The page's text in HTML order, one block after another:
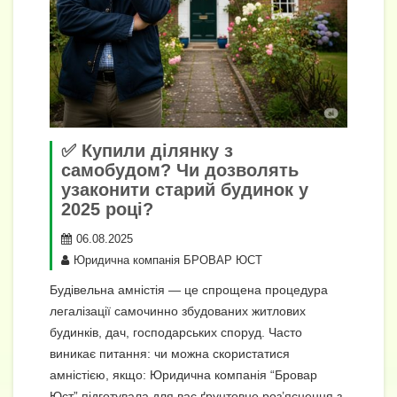
✅ Купили ділянку з
самобудом? Чи дозволять
узаконити старий будинок у
2025 році?
06.08.2025
Юридична компанія БРОВАР ЮСТ
Будівельна амністія — це спрощена процедура
легалізації самочинно збудованих житлових
будинків, дач, господарських споруд. Часто
виникає питання: чи можна скористатися
амністією, якщо: Юридична компанія “Бровар